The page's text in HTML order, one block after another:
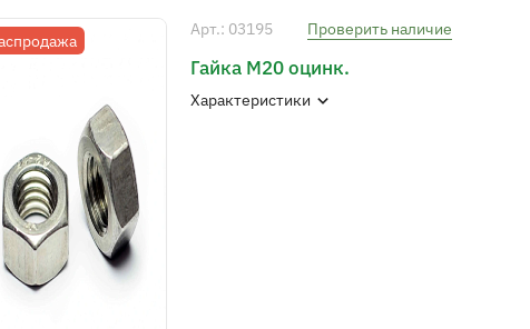
Арт.: 03195 Проверить наличие
Гайка М20 оцинк.
Характеристики